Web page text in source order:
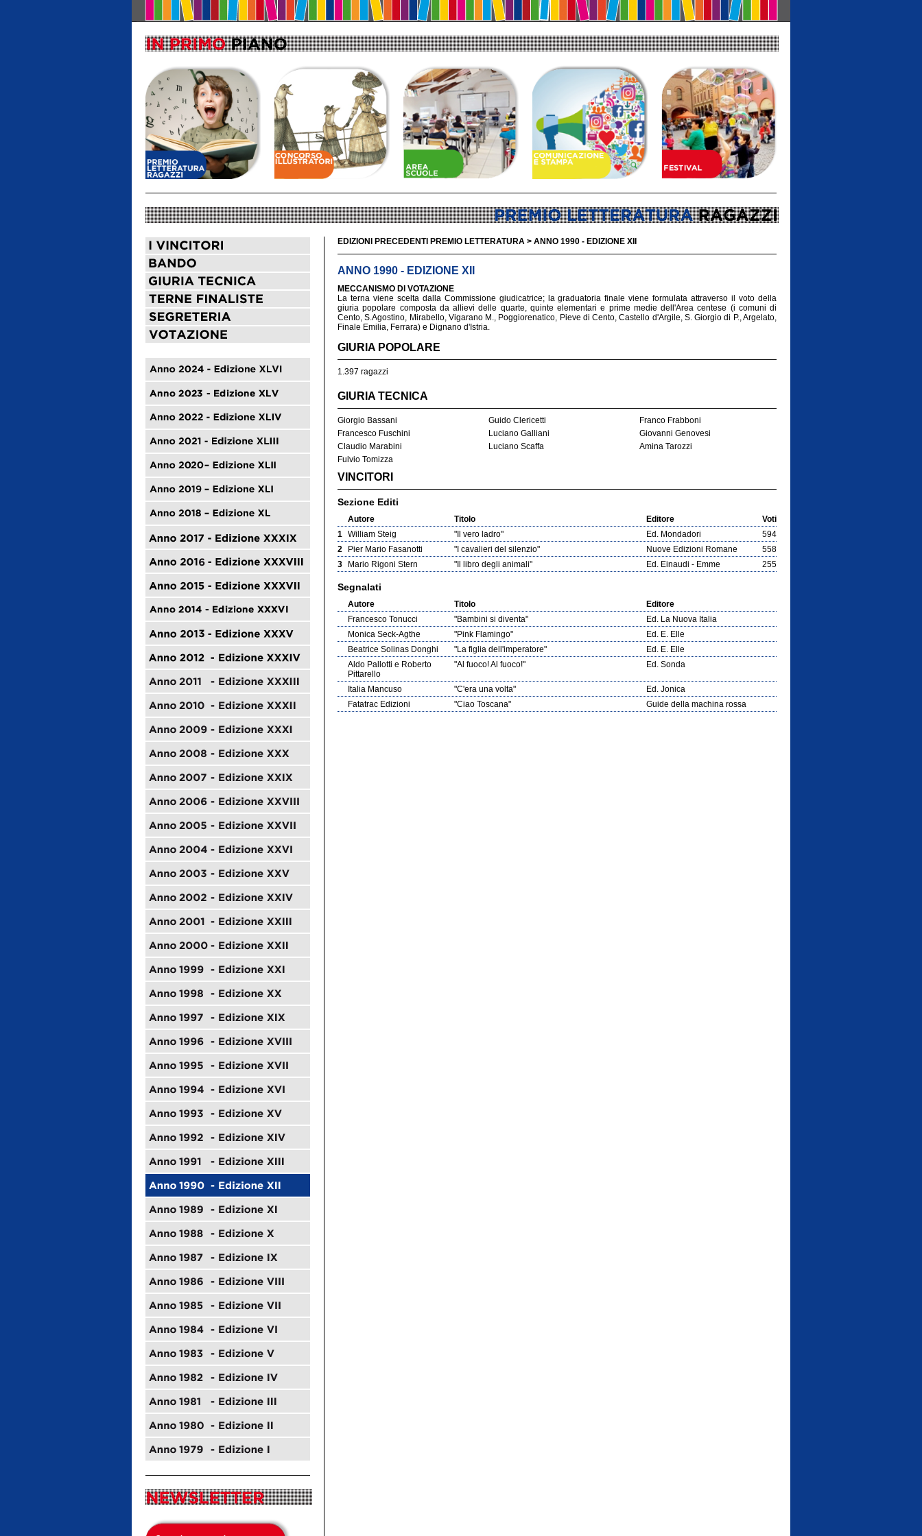
EDIZIONI PRECEDENTI PREMIO LETTERATURA > ANNO 1990 - EDIZIONE XII
ANNO 1990 - EDIZIONE XII
MECCANISMO DI VOTAZIONE
La terna viene scelta dalla Commissione giudicatrice; la graduatoria finale viene formulata attraverso il voto della
giuria popolare composta da allievi delle quarte, quinte elementari e prime medie dell'Area centese (i comuni di
Cento, S.Agostino, Mirabello, Vigarano M., Poggiorenatico, Pieve di Cento, Castello d'Argile, S. Giorgio di P., Argelato,
Finale Emilia, Ferrara) e Dignano d'Istria.
GIURIA POPOLARE
1.397 ragazzi
GIURIA TECNICA
Giorgio Bassani Guido Clericetti
Franco Frabboni
Francesco Fuschini
Luciano Galliani
Giovanni Genovesi
Claudio Marabini
Luciano Scaffa
Amina Tarozzi
Fulvio Tomizza
VINCITORI
Sezione Editi
Autore Titolo Editore
Voti
1 William Steig "Il vero ladro" Ed. Mondadori
594
2
Pier Mario Fasanotti "I cavalieri del silenzio" Nuove Edizioni Romane
558
3
Mario Rigoni Stern "Il libro degli animali" Ed. Einaudi - Emme 255
Segnalati
Autore Titolo
Editore
Francesco Tonucci
"Bambini si diventa"
Ed. La Nuova Italia
Monica Seck-Agthe
"Pink Flamingo"
Ed. E. Elle
Beatrice Solinas Donghi
"La figlia dell'imperatore"
Ed. E. Elle
Aldo Pallotti e Roberto
Pittarello
"Al fuoco! Al fuoco!" Ed. Sonda
Italia Mancuso "C'era una volta"
Ed. Jonica
Fatatrac Edizioni
"Ciao Toscana" Guide della machina rossa